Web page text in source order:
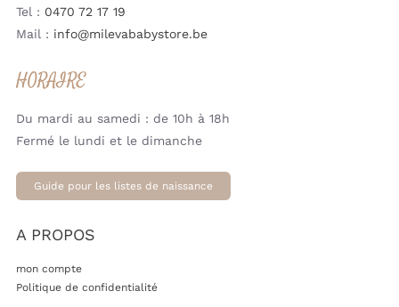
Tel : 0470 72 17 19
Mail : info@milevababystore.be
HORAIRE
Du mardi au samedi : de 10h à 18h
Fermé le lundi et le dimanche
Guide pour les listes de naissance
A PROPOS
mon compte
Politique de confidentialité